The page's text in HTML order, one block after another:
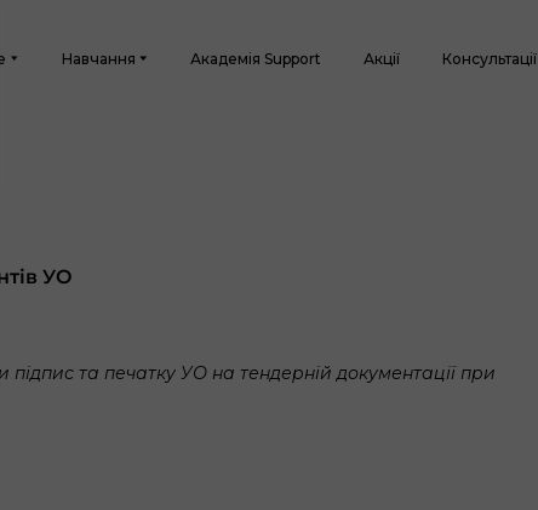
Навчання Академія Support Акції Консультації
УО
та печатку УО на тендерній документації при